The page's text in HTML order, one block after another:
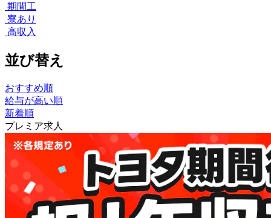
期間工
寮あり
高収入
並び替え
おすすめ順
給与が高い順
新着順
プレミア求人